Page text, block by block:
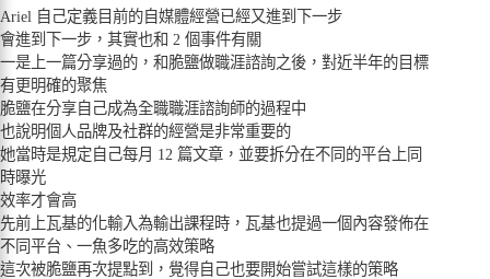
Ariel 自己定義目前的自媒體經營已經又進到下一步
會進到下一步，其實也和 2 個事件有關
一是上一篇分享過的，和脆鹽做職涯諮詢之後，對近半年的目標
有更明確的聚焦
脆鹽在分享自己成為全職職涯諮詢師的過程中
也說明個人品牌及社群的經營是非常重要的
她當時是規定自己每月 12 篇文章，並要拆分在不同的平台上同
時曝光
效率才會高
先前上瓦基的化輸入為輸出課程時，瓦基也提過一個內容發佈在
不同平台、一魚多吃的高效策略
這次被脆鹽再次提點到，覺得自己也要開始嘗試這樣的策略